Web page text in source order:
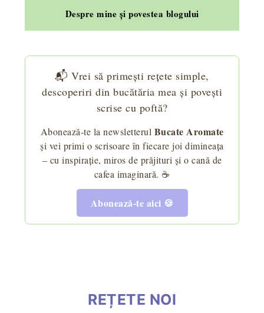
Despre mine și povestea blogului
📬 Vrei să primești rețete simple,
descoperiri din bucătăria mea și povești
scrise cu poftă?
Abonează-te la newsletterul Bucate Aromate
și vei primi o scrisoare în fiecare joi dimineața
– cu inspirație, miros de prăjituri și o cană de
cafea imaginară. ☕
Abonează-te aici 🍪
REȚETE NOI